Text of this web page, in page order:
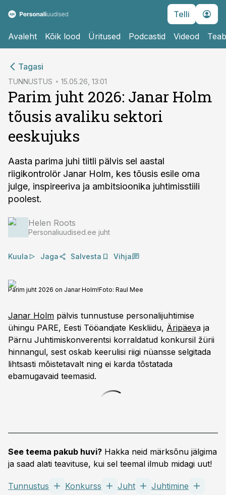
Telli
Avaleht Kõik lood Üritused Podcastid Videod
Tagasi
TUNNUSTUS 15.05.26, 13:01
Parim juht 2026: Janar Holm
tõusis avaliku sektori
eeskujuks
Aasta parima juhi tiitli pälvis sel aastal
riigikontrolör Janar Holm, kes tõusis esile oma
julge, inspireeriva ja ambitsioonika juhtimisstiili
poolest.
Helen Roots
Personaliuudised.ee juht
Kuula Jaga Salvesta Vihja
Parim juht 2026 on Janar Holm!Foto: Raul Mee
Janar Holm pälvis tunnustuse personalijuhtimise
ühingu PARE, Eesti Tööandjate Keskliidu, Äripäeva ja
Pärnu Juhtimiskonverentsi korraldatud konkursil žürii
hinnangul, sest oskab keerulisi riigi nüansse selgitada
lihtsasti mõistetavalt ning ei karda tõstatada
ebamugavaid teemasid.
See teema pakub huvi? Hakka neid märksõnu jälgima
ja saad alati teavituse, kui sel teemal ilmub midagi uut!
Tunnustus Konkurss Juht
Juhtimine